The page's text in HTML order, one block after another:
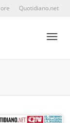
Quotidiano.net